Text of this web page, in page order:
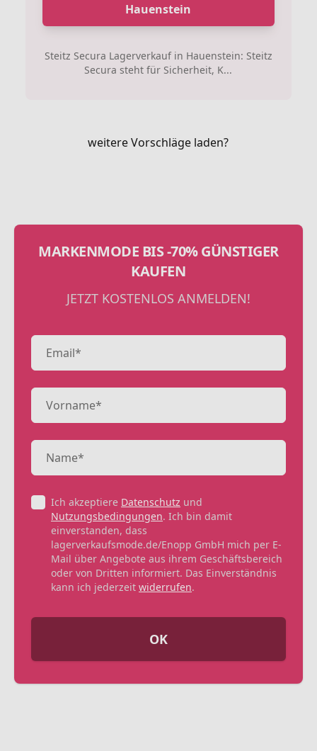
Hauenstein
Steitz Secura Lagerverkauf in Hauenstein: Steitz
Secura steht für Sicherheit, K...
weitere Vorschläge laden?
MARKENMODE BIS -70% GÜNSTIGER
KAUFEN
JETZT KOSTENLOS ANMELDEN!
Ich akzeptiere Datenschutz und
Nutzungsbedingungen. Ich bin damit
einverstanden, dass
lagerverkaufsmode.de/Enopp GmbH mich per E-
Mail über Angebote aus ihrem Geschäftsbereich
oder von Dritten informiert. Das Einverständnis
kann ich jederzeit widerrufen.
OK